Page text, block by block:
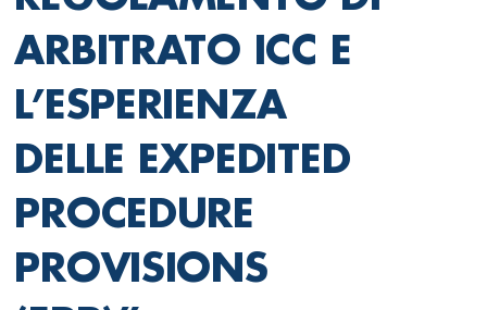
ARBITRATO ICC E
L’ESPERIENZA
DELLE EXPEDITED
PROCEDURE
PROVISIONS